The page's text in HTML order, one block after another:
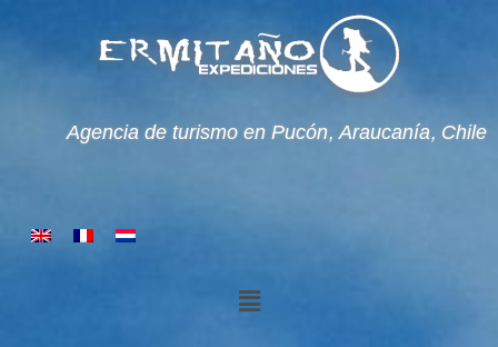
Agencia de turismo en Pucón, Araucanía, Chile